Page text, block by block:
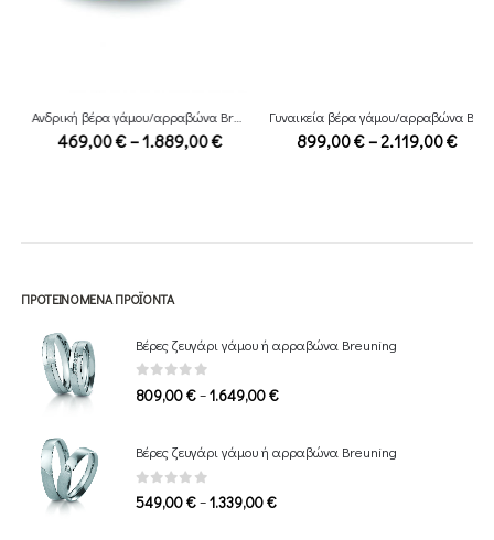
Ανδρική βέρα γάμου/αρραβώνα Breuning
469,00€–1.889,00€Price
Γυναικεία βέρα γάμου/αρραβώνα Breuning
899,00€ –2.119,00€Price
ΠΡΟΤΕΙΝΌΜΕΝΑ ΠΡΟΪΌΝΤΑ
Βέρες ζευγάρι γάμου ή αρραβώνα Breuning
0 out of 5
809,00€–1.649,00€Price
through
Βέρες ζευγάρι γάμου ή αρραβώνα Breuning
0 out of 5
549,00€–1.339,00€Price